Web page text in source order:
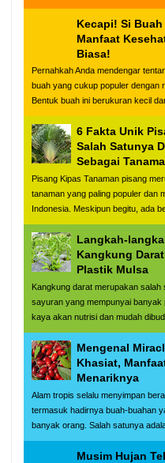
Kecapi! Si
Manfaat
Biasa!
Pernahkah Anda mendengar
buah yang cukup populer dengan
Bentuk buah ini berukuran kecil
6 Fakta Unik
Salah Satunya
Sebagai
Pisang Kipas Tanaman pisang
tanaman yang paling populer dan
Indonesia. Meskipun begitu, ada
Langkah-
Kangkung
Plastik Mulsa
Kangkung darat merupakan salah
sayuran yang mempunyai banyak
kaya akan nutrisi dan mudah
Mengenal
Khasiat,
Menariknya
Alam tropis selalu menyimpan
termasuk hadirnya buah-buahan
banyak orang. Salah satunya
Musim Hujan